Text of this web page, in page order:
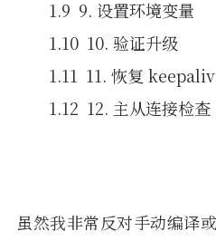
9. 设置环境变量
10. 验证升级
11. 恢复
12. 主从连接检查
虽然我非常反对手动编译